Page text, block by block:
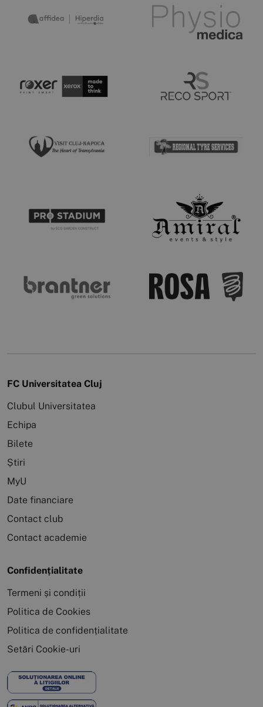
FC Universitatea Cluj
Clubul Universitatea
Echipa
Bilete
Știri
MyU
Date financiare
Contact club
Contact academie
Confidențialitate
Termeni și condiții
Politica de Cookies
Politica de confidențialitate
Setări Cookie-uri